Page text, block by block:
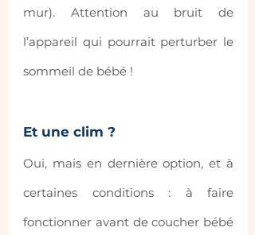
mur). Attention au bruit de
l’appareil qui pourrait perturber le
sommeil de bébé !
Et une clim ?
Oui, mais en dernière option, et à
certaines conditions : à faire
fonctionner avant de coucher bébé